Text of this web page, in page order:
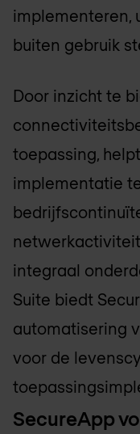
implementeren,
buiten gebruik
Door inzicht te
toepassing,
implementatie
integraal
Suite biedt
automatisering
voor de
SecureApp